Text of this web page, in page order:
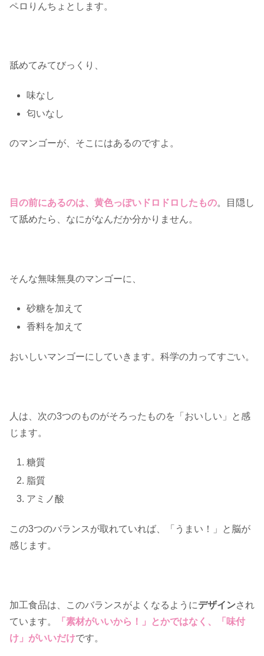
ペロりんちょとします。
舐めてみてびっくり、
味なし
匂いなし
のマンゴーが、そこにはあるのですよ。
目の前にあるのは、黄色っぽいドロドロしたもの。目隠し
て舐めたら、なにがなんだか分かりません。
そんな無味無臭のマンゴーに、
砂糖を加えて
香料を加えて
おいしいマンゴーにしていきます。科学の力ってすごい。
人は、次の3つのものがそろったものを「おいしい」と感
じます。
糖質
脂質
アミノ酸
この3つのバランスが取れていれば、「うまい！」と脳が
感じます。
加工食品は、このバランスがよくなるようにデザインされ
ています。
「素材がいいから！」とかではなく、「味付
け」がいいだけです。